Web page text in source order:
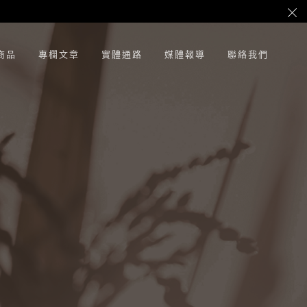
品 專欄文章 實體通路 媒體報導 聯絡我們